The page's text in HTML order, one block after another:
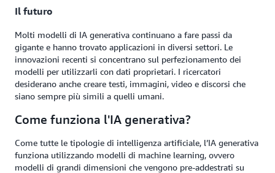
Il futuro
Molti modelli di IA generativa continuano a fare passi da
gigante e hanno trovato applicazioni in diversi settori. Le
innovazioni recenti si concentrano sul perfezionamento dei
modelli per utilizzarli con dati proprietari. I ricercatori
desiderano anche creare testi, immagini, video e discorsi che
siano sempre più simili a quelli umani.
Come funziona l'IA generativa?
Come tutte le tipologie di intelligenza artificiale, l’IA generativa
funziona utilizzando modelli di machine learning, ovvero
modelli di grandi dimensioni che vengono pre-addestrati su